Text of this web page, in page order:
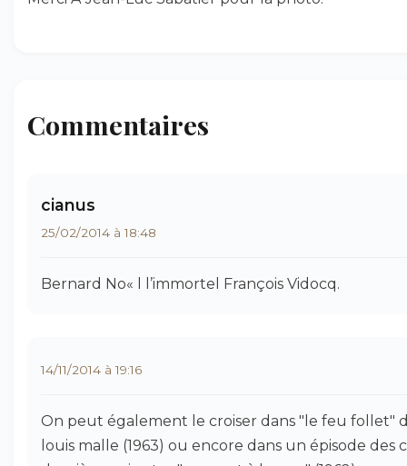
Commentaires
cianus
25/02/2014 à 18:48
Bernard No« l l’immortel François Vidocq.
14/11/2014 à 19:16
On peut également le croiser dans "le feu follet"
louis malle (1963) ou encore dans un épisode des